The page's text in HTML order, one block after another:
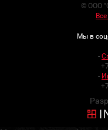
© ООО
Мы в
-
-